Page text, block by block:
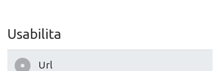
Usabilita
Url